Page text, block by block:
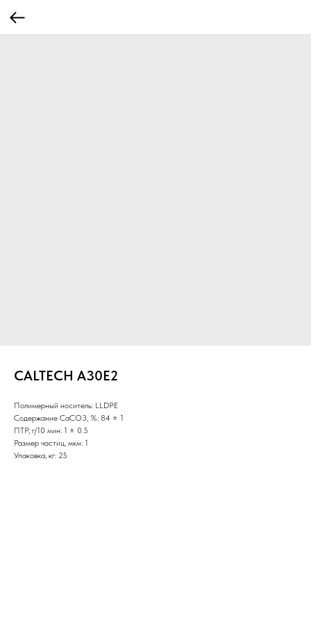
CALTECH A30E2
Полимерный носитель: LLDPE
Содержание CaCO3, %: 84 ± 1
ПТР, г/10 мин: 1 ± 0.5
Размер частиц, мкм: 1
Упаковка, кг: 25